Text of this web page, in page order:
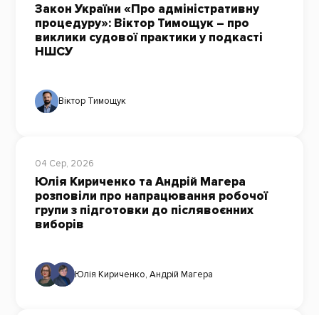
Закон України «Про адміністративну
процедуру»: Віктор Тимощук – про
виклики судової практики у подкасті
НШСУ
Віктор Тимощук
04 Сер, 2026
Юлія Кириченко та Андрій Магера
розповіли про напрацювання робочої
групи з підготовки до післявоєнних
виборів
Юлія Кириченко, Андрій Магера